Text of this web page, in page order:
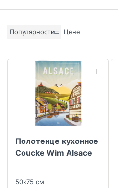
Цвет основы
Коллекция
Скидка
Популярности Цене
Полотенце кухонное
Coucke Wim Alsace
50х75 см